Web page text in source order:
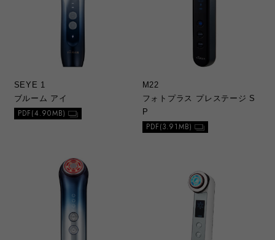
SEYE 1
ブルーム アイ
PDF(4.90MB)
M22
フォトプラス プレステージ S
P
PDF(3.91MB)